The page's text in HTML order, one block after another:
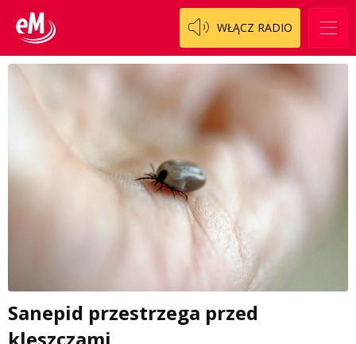
WŁĄCZ RADIO
Sanepid przestrzega przed
kleszczami